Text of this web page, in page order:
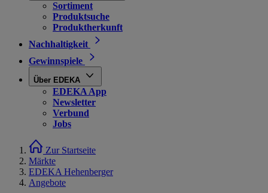
Sortiment
Produktsuche
Produktherkunft
Nachhaltigkeit
Gewinnspiele
Über EDEKA
EDEKA App
Newsletter
Verbund
Jobs
Zur Startseite
Märkte
EDEKA Hehenberger
Angebote